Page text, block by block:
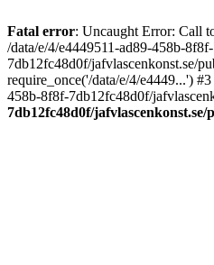
Fatal error: Uncaught Error: Call
/data/e/4/e4449511-ad89-458b-
7db12fc48d0f/jafvlascenkonst.se/
require_once('/data/e/4/e4449...')
458b-8f8f-7db12fc48d0f/
7db12fc48d0f/